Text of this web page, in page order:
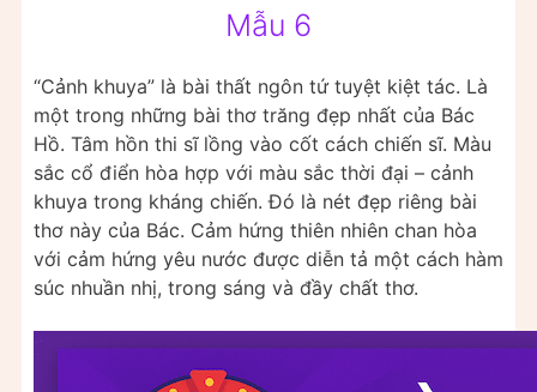
Mẫu 6
“Cảnh khuya” là bài thất ngôn tứ tuyệt kiệt tác. Là
một trong những bài thơ trăng đẹp nhất của Bác
Hồ. Tâm hồn thi sĩ lồng vào cốt cách chiến sĩ. Màu
sắc cổ điển hòa hợp với màu sắc thời đại – cảnh
khuya trong kháng chiến. Đó là nét đẹp riêng bài
thơ này của Bác. Cảm hứng thiên nhiên chan hòa
với cảm hứng yêu nước được diễn tả một cách hàm
súc nhuần nhị, trong sáng và đầy chất thơ.